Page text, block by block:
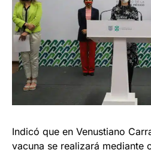
Indicó que en Venustiano
vacuna se realizará mediante